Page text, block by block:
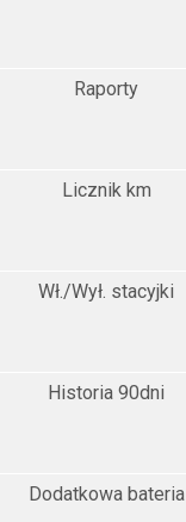
Raporty
Licznik km
Wł./Wył. stacyjki
Historia 90dni
Dodatkowa bateria